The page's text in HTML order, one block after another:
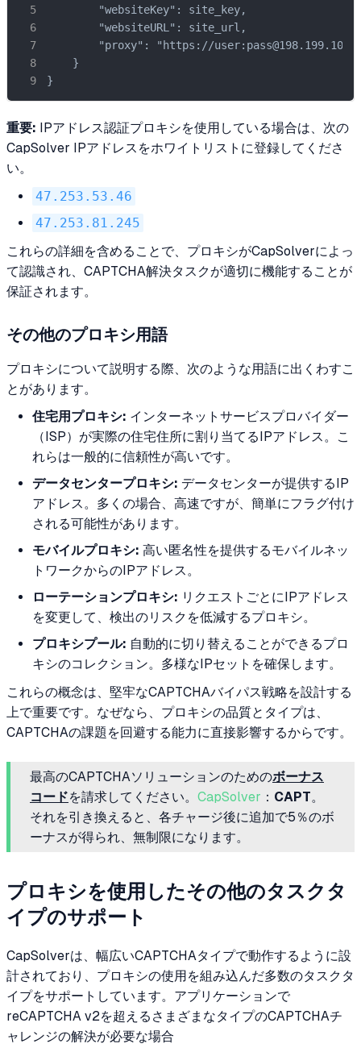
        "websiteKey": site_key,
        "websiteURL": site_url,
"proxy": "https://
    }
}
重要: IPアドレス認証プロキシを使用している場合は、次の
CapSolver IPアドレスをホワイトリストに登録してくださ
い。
47.253.53.46
47.253.81.245
これらの詳細を含めることで、プロキシがCapSolverによっ
て認識され、CAPTCHA解決タスクが適切に機能することが
保証されます。
その他のプロキシ用語
プロキシについて説明する際、次のような用語に出くわすこ
とがあります。
住宅用プロキシ: インターネットサービスプロバイダー
（ISP）が実際の住宅住所に割り当てるIPアドレス。こ
れらは一般的に信頼性が高いです。
データセンタープロキシ: データセンターが提供するIP
アドレス。多くの場合、高速ですが、簡単にフラグ付け
される可能性があります。
モバイルプロキシ: 高い匿名性を提供するモバイルネッ
トワークからのIPアドレス。
ローテーションプロキシ: リクエストごとにIPアドレス
を変更して、検出のリスクを低減するプロキシ。
プロキシプール: 自動的に切り替えることができるプロ
キシのコレクション。多様なIPセットを確保します。
これらの概念は、堅牢なCAPTCHAバイパス戦略を設計する
上で重要です。なぜなら、プロキシの品質とタイプは、
CAPTCHAの課題を回避する能力に直接影響するからです。
最高のCAPTCHAソリューションのためのボーナス
コードを請求してください。 CapSolver ： CAPT。
それを引き換えると、各チャージ後に追加で5％のボ
ーナスが得られ、無制限になります。
プロキシを使用したその他のタスクタ
イプのサポート
CapSolverは、幅広いCAPTCHAタイプで動作するように設
計されており、プロキシの使用を組み込んだ多数のタスクタ
イプをサポートしています。アプリケーションで
reCAPTCHA v2を超えるさまざまなタイプのCAPTCHAチ
ャレンジの解決が必要な場合